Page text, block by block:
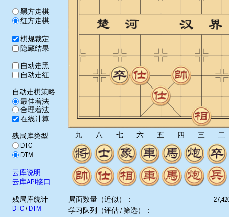
黑方走棋
红方走棋
棋规裁定
隐藏结果
自动走黑
自动走红
自动走棋策略
最佳着法
合理着法
在线计算
残局库类型
DTC
DTM
云库说明
云库API接口
残局库统计
DTC/ DTM
九 八 七 六 五 四 三 二
局面数量（近似）：
学习队列（评估 / 筛选）：